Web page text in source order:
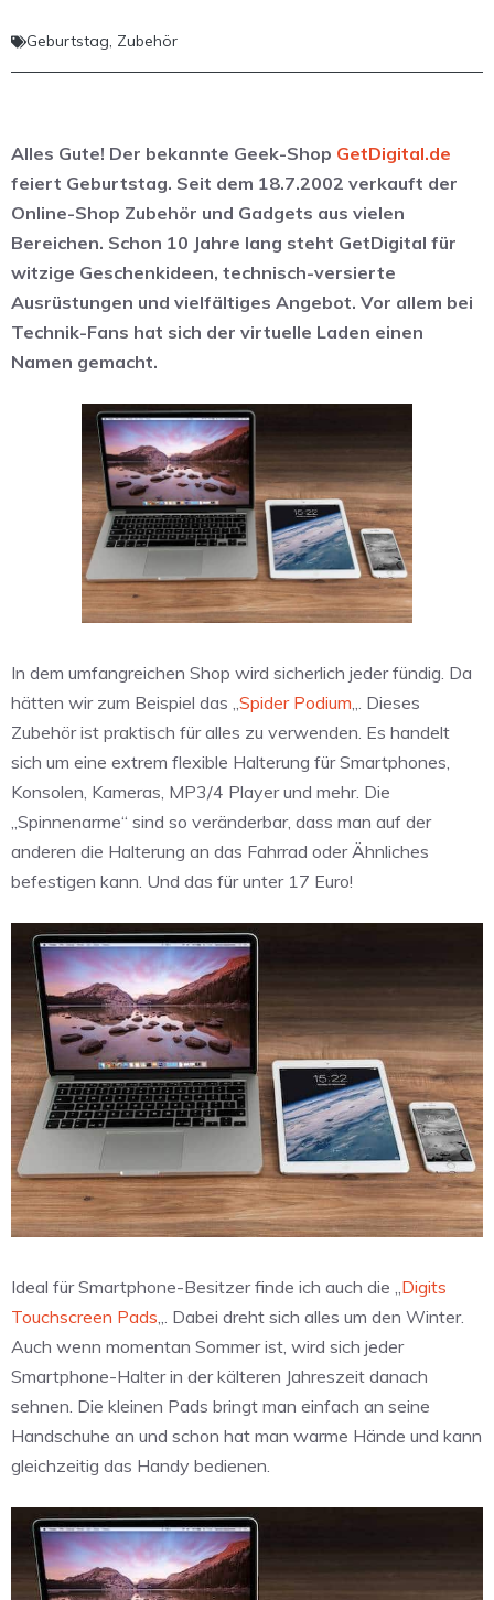
Geburtstag, Zubehör
Alles Gute! Der bekannte Geek-Shop GetDigital.de
feiert Geburtstag. Seit dem 18.7.2002 verkauft der
Online-Shop Zubehör und Gadgets aus vielen
Bereichen. Schon 10 Jahre lang steht GetDigital für
witzige Geschenkideen, technisch-versierte
Ausrüstungen und vielfältiges Angebot. Vor allem bei
Technik-Fans hat sich der virtuelle Laden einen
Namen gemacht.
In dem umfangreichen Shop wird sicherlich jeder fündig. Da
hätten wir zum Beispiel das „Spider Podium„. Dieses
Zubehör ist praktisch für alles zu verwenden. Es handelt
sich um eine extrem flexible Halterung für Smartphones,
Konsolen, Kameras, MP3/4 Player und mehr. Die
„Spinnenarme“ sind so veränderbar, dass man auf der
anderen die Halterung an das Fahrrad oder Ähnliches
befestigen kann. Und das für unter 17 Euro!
Ideal für Smartphone-Besitzer finde ich auch die „ Digits
Touchscreen Pads „. Dabei dreht sich alles um den Winter.
Auch wenn momentan Sommer ist, wird sich jeder
Smartphone-Halter in der kälteren Jahreszeit danach
sehnen. Die kleinen Pads bringt man einfach an seine
Handschuhe an und schon hat man warme Hände und kann
gleichzeitig das Handy bedienen.